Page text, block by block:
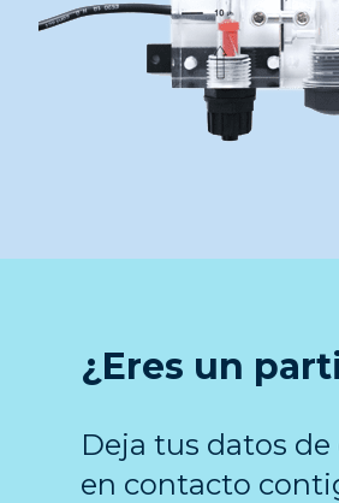
¿Eres un
Deja tus datos
en contacto